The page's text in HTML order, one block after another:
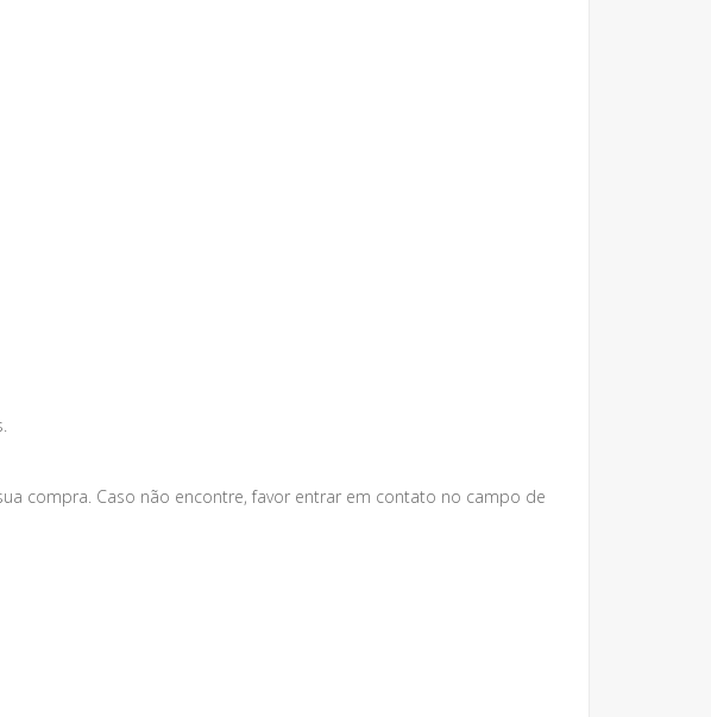
compra. Caso não encontre, favor entrar em contato no campo de